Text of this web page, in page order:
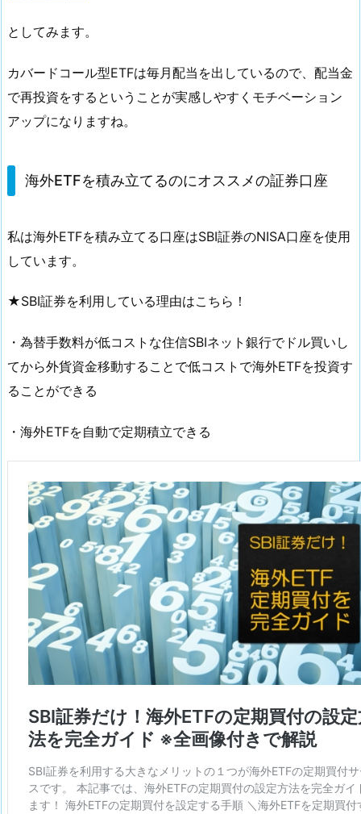
としてみます。
カバードコール型ETFは毎月配当を出しているので、配当金
で再投資をするということが実感しやすくモチベーション
アップになりますね。
海外ETFを積み立てるのにオススメの証券口座
私は海外ETFを積み立てる口座はSBI証券のNISA口座を使用
しています。
★SBI証券を利用している理由はこちら！
・為替手数料が低コストな住信SBIネット銀行でドル買いし
てから外貨資金移動することで低コストで海外ETFを投資す
ることができる
・海外ETFを自動で定期積立できる